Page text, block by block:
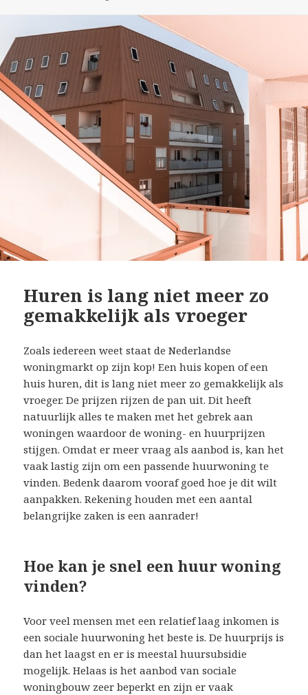
Huren is lang niet meer zo
gemakkelijk als vroeger
Zoals iedereen weet staat de Nederlandse
woningmarkt op zijn kop! Een huis kopen of een
huis huren, dit is lang niet meer zo gemakkelijk als
vroeger. De prijzen rijzen de pan uit. Dit heeft
natuurlijk alles te maken met het gebrek aan
woningen waardoor de woning- en huurprijzen
stijgen. Omdat er meer vraag als aanbod is, kan het
vaak lastig zijn om een passende huurwoning te
vinden. Bedenk daarom vooraf goed hoe je dit wilt
aanpakken. Rekening houden met een aantal
belangrijke zaken is een aanrader!
Hoe kan je snel een huur woning
vinden?
Voor veel mensen met een relatief laag inkomen is
een sociale huurwoning het beste is. De huurprijs is
dan het laagst en er is meestal huursubsidie
mogelijk. Helaas is het aanbod van sociale
woningbouw zeer beperkt en zijn er vaak